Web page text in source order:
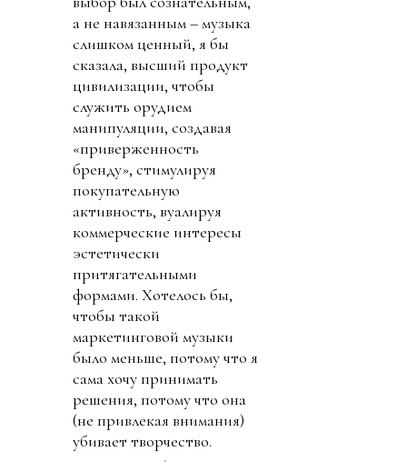
а не навязанным – музыка
слишком ценный, я бы
сказала, высший продукт
цивилизации, чтобы
служить орудием
манипуляции, создавая
«приверженность
бренду», стимулируя
покупательную
активность, вуалируя
коммерческие интересы
эстетически
притягательными
формами. Хотелось бы,
чтобы такой
маркетинговой музыки
было меньше, потому что я
сама хочу принимать
решения, потому что она
(не привлекая внимания)
убивает творчество.